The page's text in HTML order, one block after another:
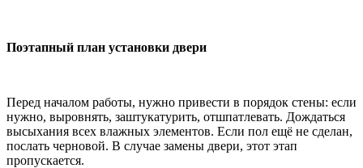
Поэтапный план установки двери
Перед началом работы, нужно привести в порядок стены: если
нужно, выровнять, заштукатурить, отшпатлевать. Дождаться
высыхания всех влажных элементов. Если пол ещё не сделан,
послать черновой. В случае замены двери, этот этап
пропускается.